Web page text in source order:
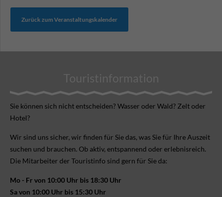
Zurück zum Veranstaltungskalender
Touristinformation
Sie können sich nicht ent­scheiden? Wasser oder Wald? Zelt oder
Hotel?
Wir sind uns sicher, wir finden für Sie das, was Sie für Ihre Aus­zeit
suchen und brauchen. Ob aktiv, ent­spannend oder erlebnis­reich.
Die Mitarbeiter der Touristinfo sind gern für Sie da:
Mo - Fr von 10:00 Uhr bis 18:30 Uhr
Sa von 10:00 Uhr bis 15:30 Uhr